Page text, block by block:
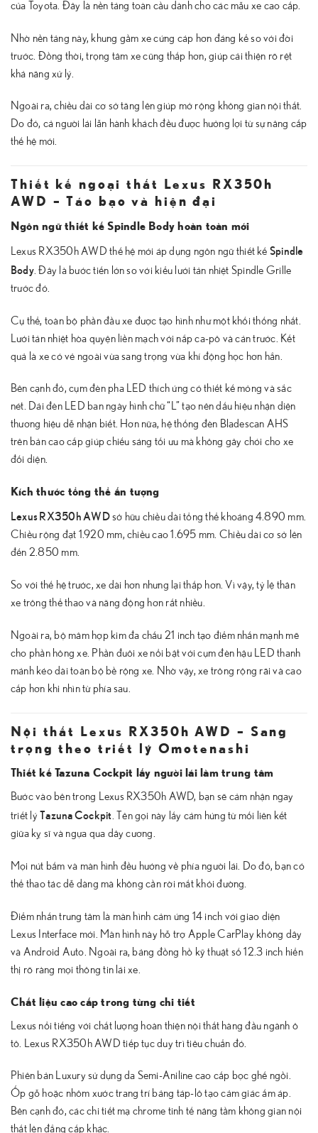
của Toyota. Đây là nền tảng toàn cầu dành cho các mẫu xe cao cấp.
Nhờ nền tảng này, khung gầm xe cứng cáp hơn đáng kể so với đời
trước. Đồng thời, trọng tâm xe cũng thấp hơn, giúp cải thiện rõ rệt
khả năng xử lý.
Ngoài ra, chiều dài cơ sở tăng lên giúp mở rộng không gian nội thất.
Do đó, cả người lái lẫn hành khách đều được hưởng lợi từ sự nâng cấp
thế hệ mới.
Thiết kế ngoại thất Lexus RX350h
AWD – Táo bạo và hiện đại
Ngôn ngữ thiết kế Spindle Body hoàn toàn mới
Lexus RX350h AWD thế hệ mới áp dụng ngôn ngữ thiết kế Spindle
Body. Đây là bước tiến lớn so với kiểu lưới tản nhiệt Spindle Grille
trước đó.
Cụ thể, toàn bộ phần đầu xe được tạo hình như một khối thống nhất.
Lưới tản nhiệt hòa quyện liền mạch với nắp ca-pô và cản trước. Kết
quả là xe có vẻ ngoài vừa sang trọng vừa khí động học hơn hẳn.
Bên cạnh đó, cụm đèn pha LED thích ứng có thiết kế mỏng và sắc
nét. Dải đèn LED ban ngày hình chữ “L” tạo nên dấu hiệu nhận diện
thương hiệu dễ nhận biết. Hơn nữa, hệ thống đèn Bladescan AHS
trên bản cao cấp giúp chiếu sáng tối ưu mà không gây chói cho xe
đối diện.
Kích thước tổng thể ấn tượng
Lexus RX350h AWDsở hữu chiều dài tổng thể khoảng 4.890 mm.
Chiều rộng đạt 1.920 mm, chiều cao 1.695 mm. Chiều dài cơ sở lên
đến 2.850 mm.
So với thế hệ trước, xe dài hơn nhưng lại thấp hơn. Vì vậy, tỷ lệ thân
xe trông thể thao và năng động hơn rất nhiều.
Ngoài ra, bộ mâm hợp kim đa chấu 21 inch tạo điểm nhấn mạnh mẽ
cho phần hông xe. Phần đuôi xe nổi bật với cụm đèn hậu LED thanh
mảnh kéo dài toàn bộ bề rộng xe. Nhờ vậy, xe trông rộng rãi và cao
cấp hơn khi nhìn từ phía sau.
Nội thất Lexus RX350h AWD – Sang
trọng theo triết lý Omotenashi
Thiết kế Tazuna Cockpit lấy người lái làm trung tâm
Bước vào bên trong Lexus RX350h AWD, bạn sẽ cảm nhận ngay
triết lýTazuna Cockpit. Tên gọi này lấy cảm hứng từ mối liên kết
giữa kỵ sĩ và ngựa qua dây cương.
Mọi nút bấm và màn hình đều hướng về phía người lái. Do đó, bạn có
thể thao tác dễ dàng mà không cần rời mắt khỏi đường.
Điểm nhấn trung tâm là màn hình cảm ứng 14 inch với giao diện
Lexus Interface mới. Màn hình này hỗ trợ Apple CarPlay không dây
và Android Auto. Ngoài ra, bảng đồng hồ kỹ thuật số 12.3 inch hiển
thị rõ ràng mọi thông tin lái xe.
Chất liệu cao cấp trong từng chi tiết
Lexus nổi tiếng với chất lượng hoàn thiện nội thất hàng đầu ngành ô
tô. Lexus RX350h AWD tiếp tục duy trì tiêu chuẩn đó.
Phiên bản Luxury sử dụng da Semi-Aniline cao cấp bọc ghế ngồi.
Ốp gỗ hoặc nhôm xước trang trí bảng táp-lô tạo cảm giác ấm áp.
Bên cạnh đó, các chi tiết mạ chrome tinh tế nâng tầm không gian nội
thất lên đẳng cấp khác.